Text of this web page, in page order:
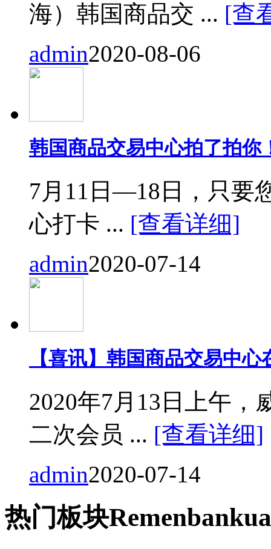
海）韩国商品交 ... [查
admin2020-08-06
韩国商品交易中心拍了拍你
7月11日—18日，只要
心打卡 ... [查看详细]
admin2020-07-14
【喜讯】韩国商品交易中
2020年7月13日上午，
二次会员 ... [查看详细]
admin2020-07-14
热门板块Remen